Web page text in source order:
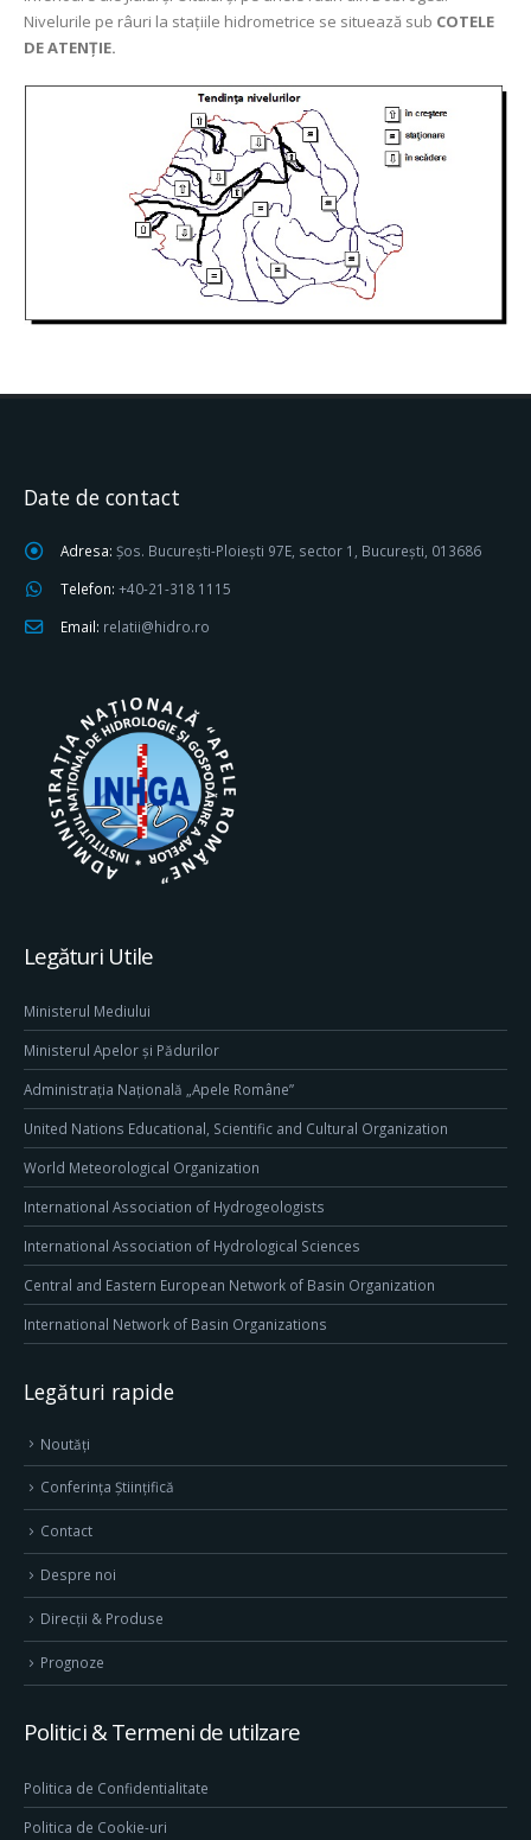
Nivelurile pe râuri la stațiile hidrometrice se situează sub COTELE
DE ATENȚIE.
Date de contact
Adresa: Șos. București-Ploiești 97E, sector 1, București, 013686
Telefon: +40-21-318 1115
Email: relatii@hidro.ro
Legături Utile
Ministerul Mediului
Ministerul Apelor și Pădurilor
Administrația Națională „Apele Române”
United Nations Educational, Scientific and Cultural Organization
World Meteorological Organization
International Association of Hydrogeologists
International Association of Hydrological Sciences
Central and Eastern European Network of Basin Organization
International Network of Basin Organizations
Legături rapide
Noutăți
Conferința Științifică
Contact
Despre noi
Direcţii & Produse
Prognoze
Politici & Termeni de utilzare
Politica de Confidentialitate
Politica de Cookie-uri